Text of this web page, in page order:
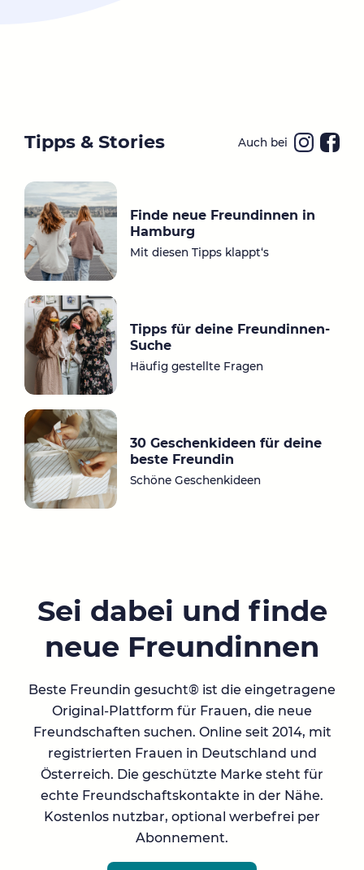
Tipps & Stories Auch bei
a
Finde neue Freundinnen in
Hamburg
Mit diesen Tipps klappt‘s
Tipps für deine Freundinnen-
Suche
Häufig gestellte Fragen
30 Geschenkideen für deine
beste Freundin
Schöne Geschenkideen
Sei dabei und finde
neue Freundinnen
Beste Freundin gesucht® ist die eingetragene
Original-Plattform für Frauen, die neue
Freundschaften suchen. Online seit 2014, mit
registrierten Frauen in Deutschland und
Österreich. Die geschützte Marke steht für
echte Freundschaftskontakte in der Nähe.
Kostenlos nutzbar, optional werbefrei per
Abonnement.